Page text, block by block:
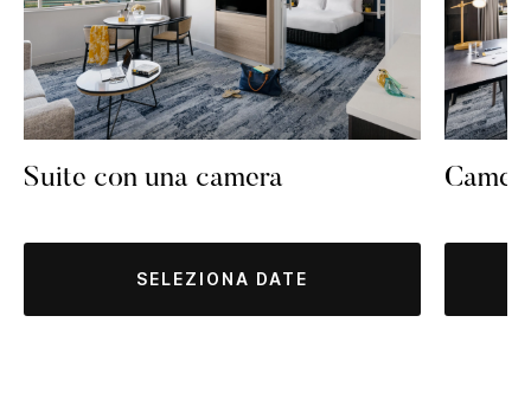
Suite con una camera
SELEZIONA DATE